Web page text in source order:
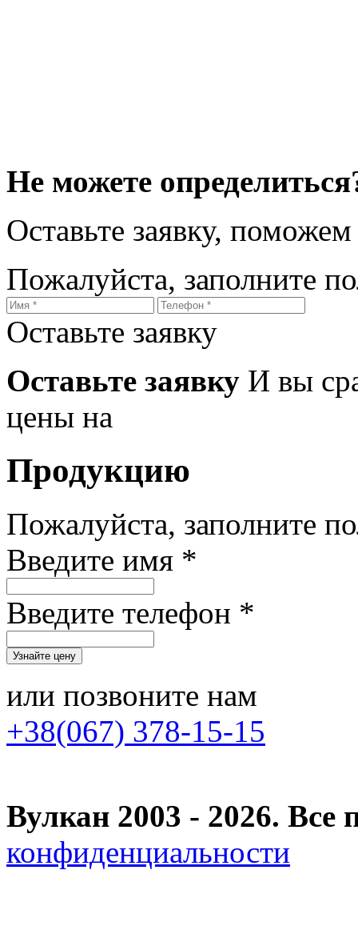
Не можете
Оставьте заявку,
Пожалуйста, заполните
Оставьте заявку
Оставьте заявку И вы
цены на
Продукцию
Пожалуйста, заполните
Введите имя *
Введите телефон *
или позвоните нам
+38(067) 378-15-15
Вулкан 2003 - 2026.
конфиденциальности